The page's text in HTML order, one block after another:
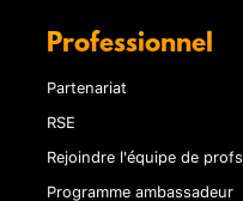
Professionnel
Partenariat
RSE
Rejoindre l'équipe de profs
Programme ambassadeur